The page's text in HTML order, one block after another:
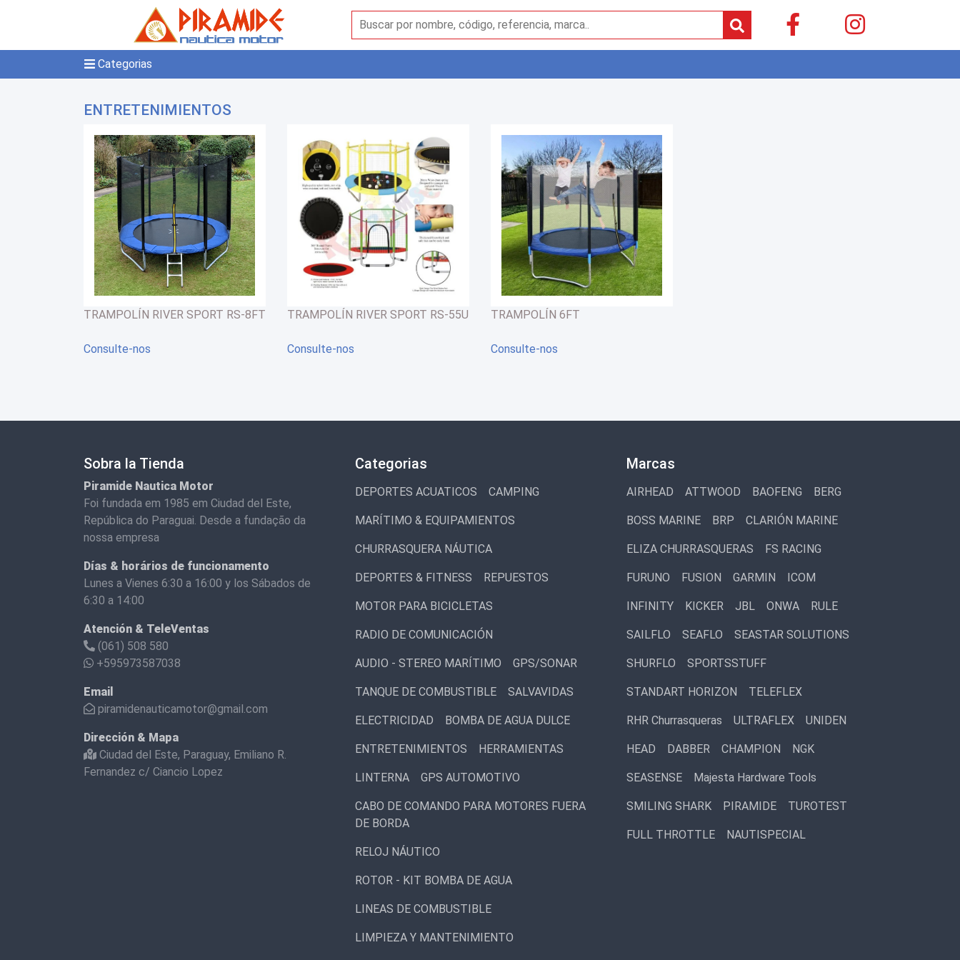
Categorias
ENTRETENIMIENTOS
TRAMPOLÍN RIVER SPORT RS-8FT
Consulte-nos
TRAMPOLÍN RIVER SPORT RS-55U
Consulte-nos
TRAMPOLÍN 6FT
Consulte-nos
Sobra la Tienda
Piramide Nautica Motor
Foi fundada em 1985 em Ciudad del Este,
República do Paraguai. Desde a fundação da
nossa empresa
Días & horários de funcionamento
Lunes a Vienes 6:30 a 16:00 y los Sábados de
6:30 a 14:00
Atención & TeleVentas
(061) 508 580
+595973587038
Email
piramidenauticamotor@gmail.com
Dirección & Mapa
Ciudad del Este, Paraguay, Emiliano R.
Fernandez c/ Ciancio Lopez
Categorias
DEPORTES ACUATICOS CAMPING
MARÍTIMO & EQUIPAMIENTOS
CHURRASQUERA NÁUTICA
DEPORTES & FITNESS REPUESTOS
MOTOR PARA BICICLETAS
RADIO DE COMUNICACIÓN
AUDIO - STEREO MARÍTIMO GPS/SONAR
TANQUE DE COMBUSTIBLE SALVAVIDAS
ELECTRICIDAD BOMBA DE AGUA DULCE
ENTRETENIMIENTOS HERRAMIENTAS
LINTERNA GPS AUTOMOTIVO
CABO DE COMANDO PARA MOTORES FUERA
DE BORDA
RELOJ NÁUTICO
ROTOR - KIT BOMBA DE AGUA
LINEAS DE COMBUSTIBLE
LIMPIEZA Y MANTENIMIENTO
Marcas
AIRHEAD ATTWOOD BAOFENG BERG
BOSS MARINE BRP CLARIÓN MARINE
ELIZA CHURRASQUERAS FS RACING
FURUNO FUSION GARMIN ICOM
INFINITY KICKER JBL ONWA RULE
SAILFLO SEAFLO SEASTAR SOLUTIONS
SHURFLO SPORTSSTUFF
STANDART HORIZON TELEFLEX
RHR Churrasqueras ULTRAFLEX UNIDEN
HEAD DABBER CHAMPION NGK
SEASENSE Majesta Hardware Tools
SMILING SHARK PIRAMIDE TUROTEST
FULL THROTTLE NAUTISPECIAL